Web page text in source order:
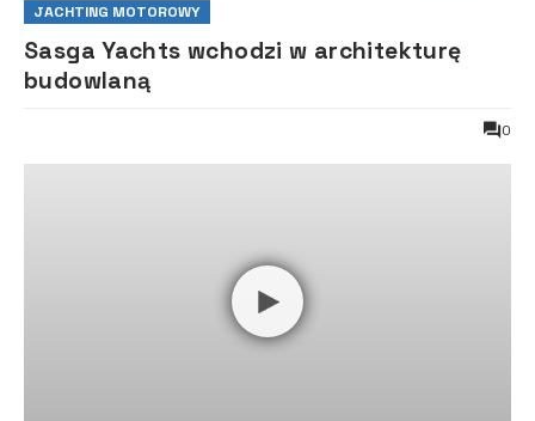
JACHTING MOTOROWY
Sasga Yachts wchodzi w architekturę
budowlaną
0